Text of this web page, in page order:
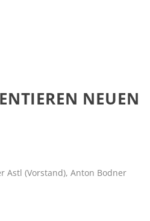
NEUEN
Astl (Vorstand), Anton Bodner